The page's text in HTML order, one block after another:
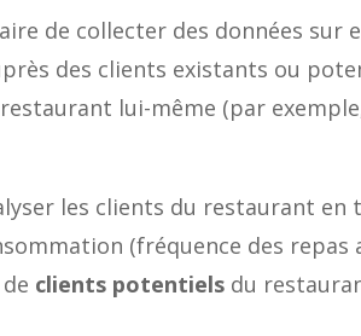
de collecter des données sur
des clients existants ou
lui-même (par
les clients du restaurant
(fréquence des
clients potentiels du